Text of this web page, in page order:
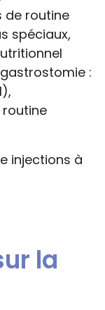
de routine
spéciaux,
:
routine
injections à
la